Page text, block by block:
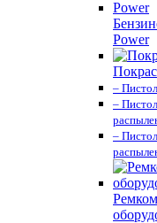
Power
–
–
–